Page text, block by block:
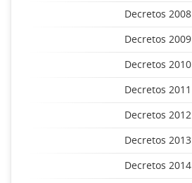
Decretos 2008
Decretos 2009
Decretos 2010
Decretos 2011
Decretos 2012
Decretos 2013
Decretos 2014